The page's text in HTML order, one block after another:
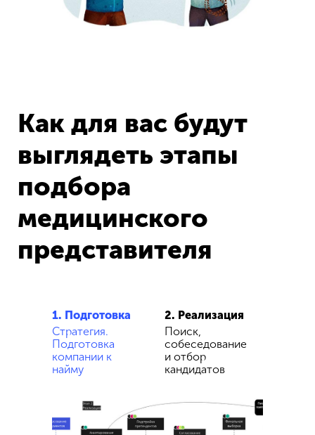
Как для вас будут
выглядеть этапы
подбора
медицинского
представителя
1. Подготовка 2. Реализация
Стратегия.
Подготовка
компании к
найму
Поиск,
собеседование
и отбор
кандидатов